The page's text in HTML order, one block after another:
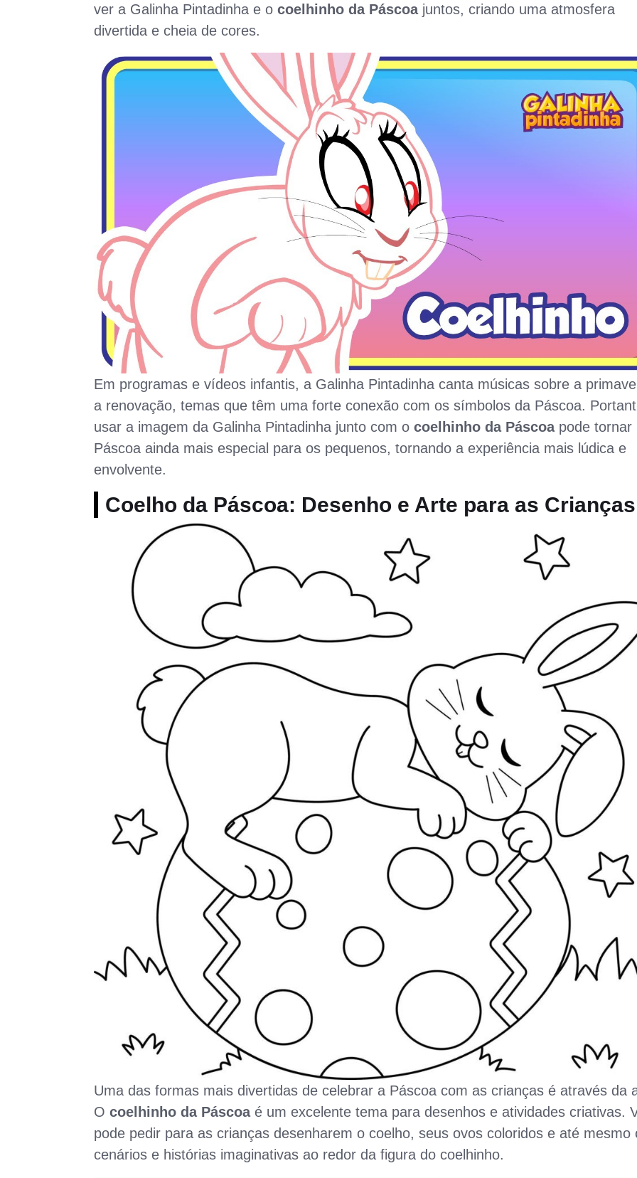
ver a Galinha Pintadinha e o coelhinho da Páscoajuntos, criando uma atmosfera
divertida e cheia de cores.
Em programas e vídeos infantis, a Galinha Pintadinha canta músicas sobre a
a renovação, temas que têm uma forte conexão com os símbolos da Páscoa.
usar a imagem da Galinha Pintadinha junto com o coelhinho da Páscoapode tornar
Páscoa ainda mais especial para os pequenos, tornando a experiência mais lúdica e
envolvente.
Coelho da Páscoa: Desenho e Arte para as Crianças
Uma das formas mais divertidas de celebrar a Páscoa com as crianças é através da
O coelhinho da Páscoaé um excelente tema para desenhos e atividades criativas.
pode pedir para as crianças desenharem o coelho, seus ovos coloridos e até mesmo
cenários e histórias imaginativas ao redor da figura do coelhinho.